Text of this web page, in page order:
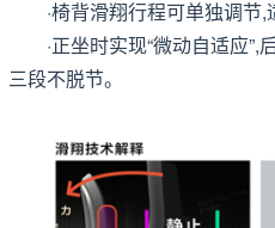
·椅背滑翔行程可单独调节
·正坐时实现“微动自适应
三段不脱节。